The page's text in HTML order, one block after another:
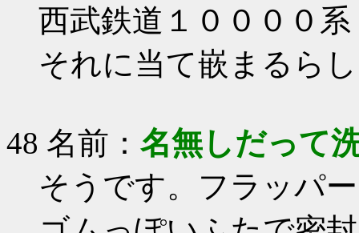
西武鉄道１００００
それに当て嵌まるら
48 名前： 名無しだって
そうです。フラッパ